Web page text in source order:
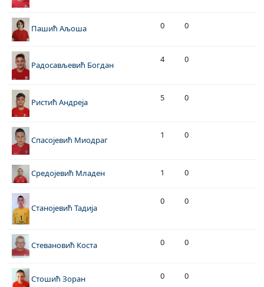
Пашић Аљоша 0 0
Радосављевић Богдан
4 0
Ристић Андреја 5 0
Спасојевић Миодраг 1 0
Средојевић Младен 1 0
Станојевић Тадија
0 0
Стевановић Коста 0 0
Стошић Зоран 0 0